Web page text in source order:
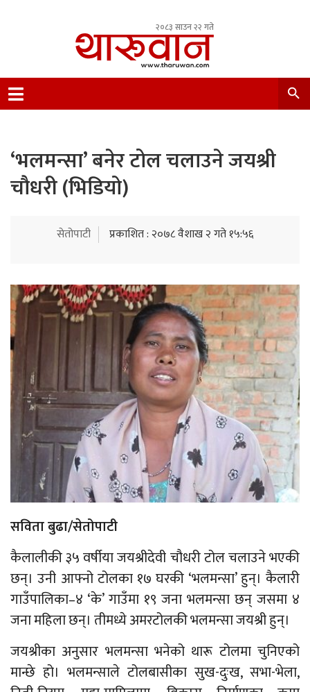
२०८३ साउन २२ गते
Nepal.
‘भलमन्सा’ बनेर टोल चलाउने जयश्री
चौधरी (भिडियो)
सेतोपाटी प्रकाशित : २०७८ वैशाख २ गते १५:५६
सविता बुढा/सेतोपाटी
कैलालीकी ३५ वर्षीया जयश्रीदेवी चौधरी टोल चलाउने भएकी
छन्। उनी आफ्नो टोलका १७ घरकी ‘भलमन्सा’ हुन्। कैलारी
गाउँपालिका–४ ‘के’ गाउँमा १९ जना भलमन्सा छन् जसमा ४
जना महिला छन्। तीमध्ये अमरटोलकी भलमन्सा जयश्री हुन्।
जयश्रीका अनुसार भलमन्सा भनेको थारू टोलमा चुनिएको
मान्छे हो। भलमन्साले टोलबासीका सुख-दुःख, सभा-भेला,